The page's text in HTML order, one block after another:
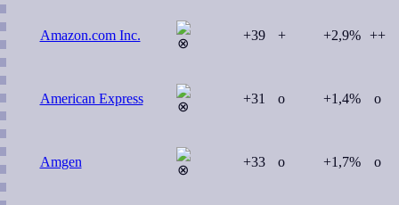
Amazon.com Inc. +39 + +2,9% ++
American Express +31 o +1,4% o
Amgen +33 o +1,7% o